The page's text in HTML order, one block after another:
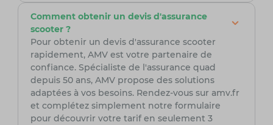
Comment obtenir un devis d'assurance
scooter ?
Pour obtenir un devis d'assurance scooter
rapidement, AMV est votre partenaire de
confiance. Spécialiste de l'assurance quad
depuis 50 ans, AMV propose des solutions
adaptées à vos besoins. Rendez-vous sur amv.fr
et complétez simplement notre formulaire
pour découvrir votre tarif en seulement 3